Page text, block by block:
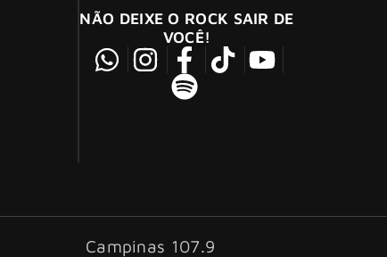
NÃO DEIXE O ROCK SAIR DE
VOCÊ!
Campinas 107.9